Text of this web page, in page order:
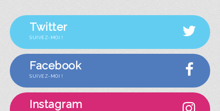
Twitter
SUIVEZ-MOI !
Facebook
SUIVEZ-MOI !
Instagram